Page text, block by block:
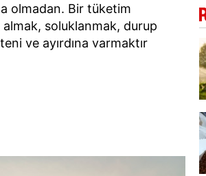
olmadan. Bir tüketim
almak, soluklanmak, durup
ve ayırdına varmaktır